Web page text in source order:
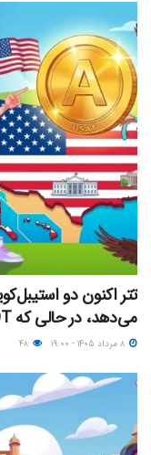
می‌دهد، در حالی که USDT جهانی باقی می‌ماند